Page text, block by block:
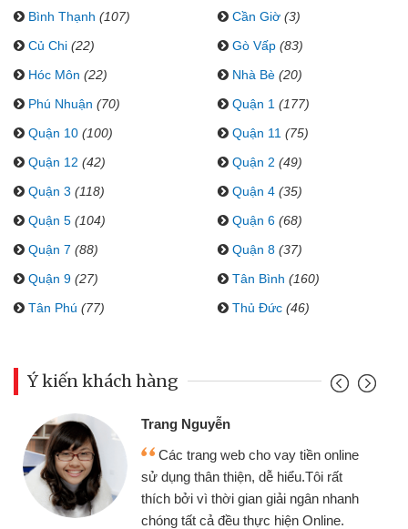
Bình Thạnh (107) Cần Giờ (3)
Củ Chi (22) Gò Vấp (83)
Hóc Môn (22) Nhà Bè (20)
Phú Nhuận (70) Quận 1 (177)
Quận 10 (100) Quận 11 (75)
Quận 12 (42) Quận 2 (49)
Quận 3 (118) Quận 4 (35)
Quận 5 (104) Quận 6 (68)
Quận 7 (88) Quận 8 (37)
Quận 9 (27) Tân Bình (160)
Tân Phú (77) Thủ Đức (46)
Ý kiến khách hàng
Trang Nguyễn
Các trang web cho vay tiền online
sử dụng thân thiện, dễ hiểu.Tôi rất
thích bởi vì thời gian giải ngân nhanh
chóng tất cả đều thực hiện Online.